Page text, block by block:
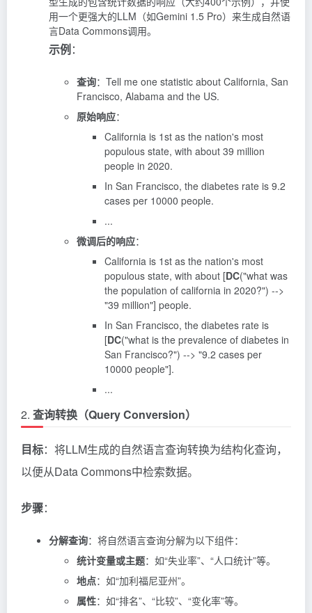
用一个更强大的LLM（如Gemini 1.5 Pro）来生成自然语
言Data Commons调用。
示例：
查询：Tell me one statistic about California, San
Francisco, Alabama and the US.
原始响应：
California is 1st as the nation's most
populous state, with about 39 million
people in 2020.
In San Francisco, the diabetes rate is 9.2
cases per 10000 people.
...
微调后的响应：
California is 1st as the nation's most
populous state, with about [DC("what was
the population of california in 2020?") -->
"39 million"] people.
In San Francisco, the diabetes rate is
[DC("what is the prevalence of diabetes in
San Francisco?") --> "9.2 cases per
10000 people"].
...
2. 查询转换（Query Conversion）
目标：将LLM生成的自然语言查询转换为结构化查询，
以便从Data Commons中检索数据。
步骤：
分解查询：将自然语言查询分解为以下组件：
统计变量或主题：如“失业率”、“人口统计”等。
地点：如“加利福尼亚州”。
属性：如“排名”、“比较”、“变化率”等。